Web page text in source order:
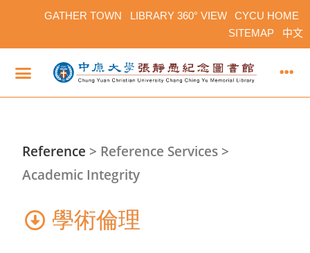
GATHER TOWN LIBRARY 360° VIEW
CYCU HOME
SITEMAP
中文
Reference > Reference Services >
Academic Integrity
學術倫理